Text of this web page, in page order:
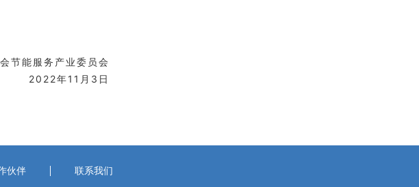
节能服务产业委员会
2022年11月3日
伙伴 联系我们